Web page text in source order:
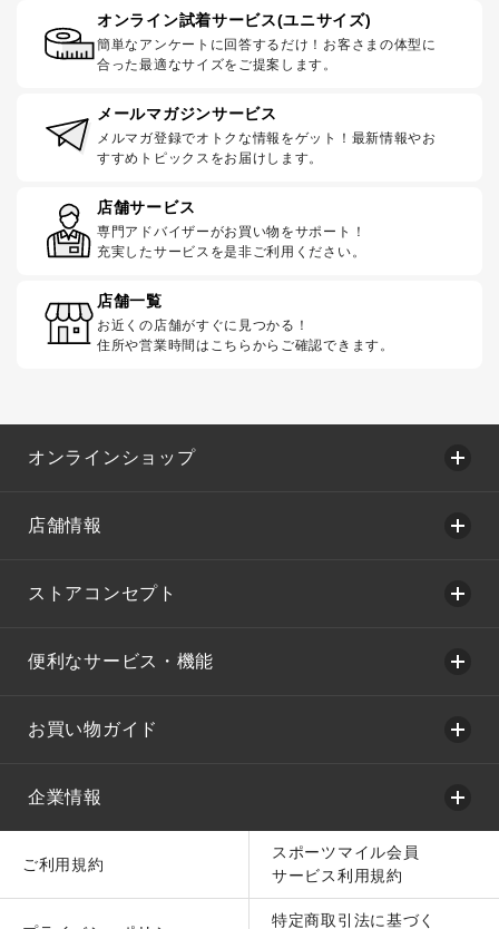
オンライン試着サービス(ユニサイズ)
簡単なアンケートに回答するだけ！お客さまの体型に
合った最適なサイズをご提案します。
メールマガジンサービス
メルマガ登録でオトクな情報をゲット！最新情報やお
すすめトピックスをお届けします。
店舗サービス
専門アドバイザーがお買い物をサポート！
充実したサービスを是非ご利用ください。
店舗一覧
お近くの店舗がすぐに見つかる！
住所や営業時間はこちらからご確認できます。
オンラインショップ
店舗情報
ストアコンセプト
便利なサービス・機能
お買い物ガイド
企業情報
ご利用規約
スポーツマイル会員
サービス利用規約
特定商取引法に基づく